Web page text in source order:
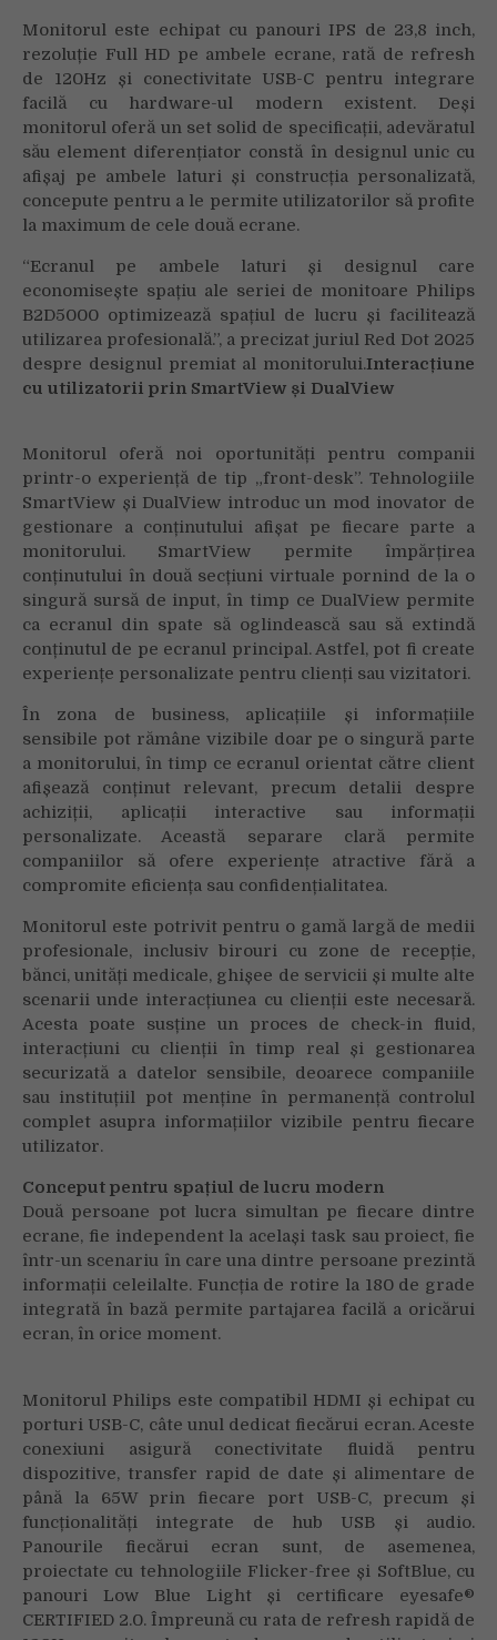
Monitorul este echipat cu panouri IPS de 23,8 inch,
rezoluție Full HD pe ambele ecrane, rată de refresh
de 120Hz și conectivitate USB-C pentru integrare
facilă cu hardware-ul modern existent. Deși
monitorul oferă un set solid de specificații, adevăratul
său element diferențiator constă în designul unic cu
afișaj pe ambele laturi și construcția personalizată,
concepute pentru a le permite utilizatorilor să profite
la maximum de cele două ecrane.
“Ecranul pe ambele laturi și designul care
economisește spațiu ale seriei de monitoare Philips
B2D5000 optimizează spațiul de lucru și facilitează
utilizarea profesională.”, a precizat juriul Red Dot 2025
despre designul premiat al monitorului.Interacțiune
cu utilizatorii prin SmartView și DualView
Monitorul oferă noi oportunități pentru companii
printr-o experiență de tip „front-desk”. Tehnologiile
SmartView și DualView introduc un mod inovator de
gestionare a conținutului afișat pe fiecare parte a
monitorului. SmartView permite împărțirea
conținutului în două secțiuni virtuale pornind de la o
singură sursă de input, în timp ce DualView permite
ca ecranul din spate să oglindească sau să extindă
conținutul de pe ecranul principal. Astfel, pot fi create
experiențe personalizate pentru clienți sau vizitatori.
În zona de business, aplicațiile și informațiile
sensibile pot rămâne vizibile doar pe o singură parte
a monitorului, în timp ce ecranul orientat către client
afișează conținut relevant, precum detalii despre
achiziții, aplicații interactive sau informații
personalizate. Această separare clară permite
companiilor să ofere experiențe atractive fără a
compromite eficiența sau confidențialitatea.
Monitorul este potrivit pentru o gamă largă de medii
profesionale, inclusiv birouri cu zone de recepție,
bănci, unități medicale, ghișee de servicii și multe alte
scenarii unde interacțiunea cu clienții este necesară.
Acesta poate susține un proces de check-in fluid,
interacțiuni cu clienții în timp real și gestionarea
securizată a datelor sensibile, deoarece companiile
sau instituțiil pot menține în permanență controlul
complet asupra informațiilor vizibile pentru fiecare
utilizator.
Conceput pentru spațiul de lucru modern
Două persoane pot lucra simultan pe fiecare dintre
ecrane, fie independent la același task sau proiect, fie
într-un scenariu în care una dintre persoane prezintă
informații celeilalte. Funcția de rotire la 180 de grade
integrată în bază permite partajarea facilă a oricărui
ecran, în orice moment.
Monitorul Philips este compatibil HDMI și echipat cu
porturi USB-C, câte unul dedicat fiecărui ecran. Aceste
conexiuni asigură conectivitate fluidă pentru
dispozitive, transfer rapid de date și alimentare de
până la 65W prin fiecare port USB-C, precum și
funcționalități integrate de hub USB și audio.
Panourile fiecărui ecran sunt, de asemenea,
proiectate cu tehnologiile Flicker-free și SoftBlue, cu
panouri Low Blue Light și certificare eyesafe®
CERTIFIED 2.0. Împreună cu rata de refresh rapidă de